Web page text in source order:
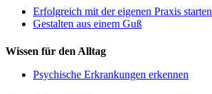
Erfolgreich mit der eigenen Praxis starten
Gestalten aus einem Guß
Wissen für den Alltag
Psychische Erkrankungen erkennen